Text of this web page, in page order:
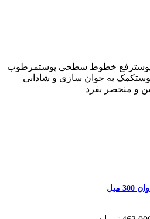
پوسترفع خطوط سطحی پوستمرطوب
به جوان سازی و شادابی
و منحصر بفرد
میل